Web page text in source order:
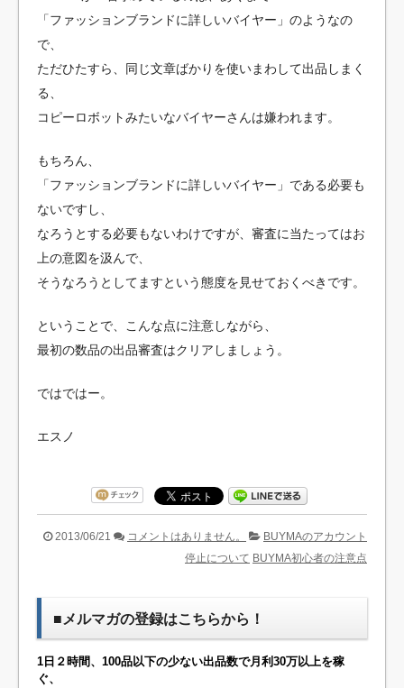
「ファッションブランドに詳しいバイヤー」のようなの
で、
ただひたすら、同じ文章ばかりを使いまわして出品しまく
る、
コピーロボットみたいなバイヤーさんは嫌われます。
もちろん、
「ファッションブランドに詳しいバイヤー」である必要も
ないですし、
なろうとする必要もないわけですが、審査に当たってはお
上の意図を汲んで、
そうなろうとしてますという態度を見せておくべきです。
ということで、こんな点に注意しながら、
最初の数品の出品審査はクリアしましょう。
ではではー。
エスノ
2013/06/21 コメントはありません。
BUYMAのアカウント
停止について BUYMA初心者の注意点
■メルマガの登録はこちらから！
1日２時間、100品以下の少ない出品数で月利30万以上を稼
ぐ、